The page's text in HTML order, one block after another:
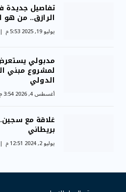
تفاصيل
الرازق.. من هو
يوليو 19, 2025 5:53 م
مدبولي
الدولي
أغسطس 4, 2026 3:54 م
عَلاقة مع
بريطاني
يوليو 2, 2024 12:51 م